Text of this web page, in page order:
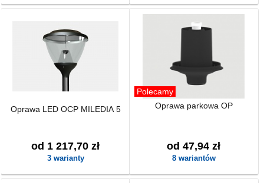
Oprawa LED OCP MILEDIA 5
od 1 217,70 zł
3 warianty
Polecamy
Oprawa parkowa OP
od 47,94 zł
8 wariantów